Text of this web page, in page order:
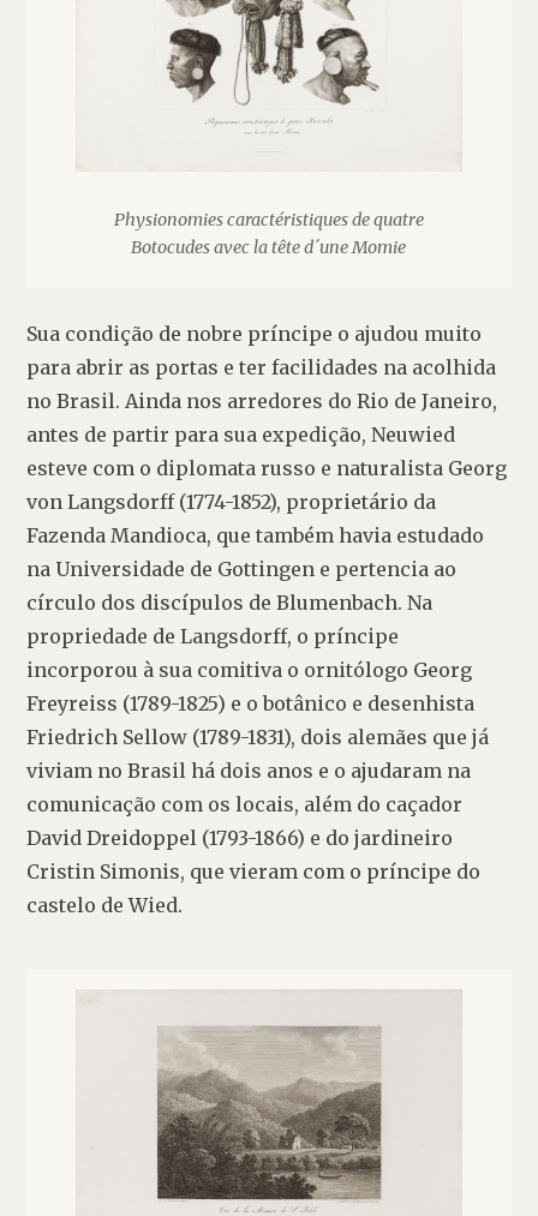
Physionomies caractéristiques de quatre
Botocudes avec la tête d´une Momie
Sua condição de nobre príncipe o ajudou muito
para abrir as portas e ter facilidades na acolhida
no Brasil. Ainda nos arredores do Rio de Janeiro,
antes de partir para sua expedição, Neuwied
esteve com o diplomata russo e naturalista Georg
von Langsdorff (1774-1852), proprietário da
Fazenda Mandioca, que também havia estudado
na Universidade de Gottingen e pertencia ao
círculo dos discípulos de Blumenbach. Na
propriedade de Langsdorff, o príncipe
incorporou à sua comitiva o ornitólogo Georg
Freyreiss (1789-1825) e o botânico e desenhista
Friedrich Sellow (1789-1831), dois alemães que já
viviam no Brasil há dois anos e o ajudaram na
comunicação com os locais, além do caçador
David Dreidoppel (1793-1866) e do jardineiro
Cristin Simonis, que vieram com o príncipe do
castelo de Wied.